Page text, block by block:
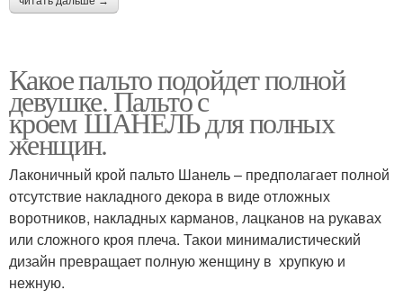
Какое пальто подойдет полной
девушке. Пальто с
кроем ШАНЕЛЬ для полных
женщин.
Лаконичный крой пальто Шанель – предполагает полной
отсутствие накладного декора в виде отложных
воротников, накладных карманов, лацканов на рукавах
или сложного кроя плеча. Такои минималистический
дизайн превращает полную женщину в хрупкую и
нежную.